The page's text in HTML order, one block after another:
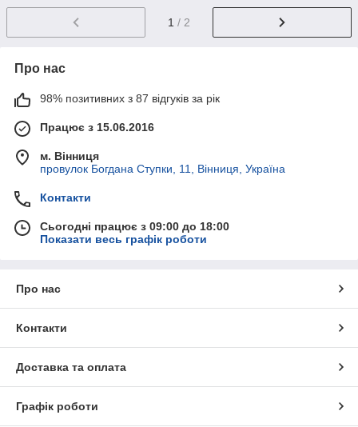
1 / 2
Про нас
98% позитивних з 87 відгуків за рік
Працює з 15.06.2016
м. Вінниця
провулок Богдана Ступки, 11, Вінниця, Україна
Контакти
Сьогодні працює з 09:00 до 18:00
Показати весь графік роботи
Про нас
Контакти
Доставка та оплата
Графік роботи